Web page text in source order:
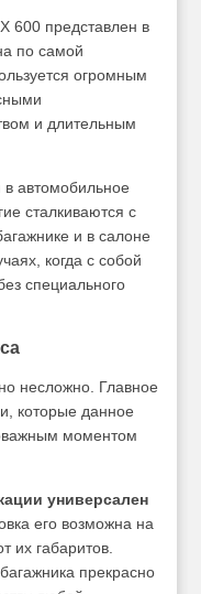
600 представлен в
по самой
огромным
и длительным
автомобильное
сталкиваются с
и в салоне
когда с собой
специального
несложно. Главное
которые данное
моментом
универсален
его возможна на
их габаритов.
прекрасно